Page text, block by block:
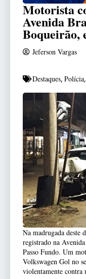
Motorista
Avenida
Boqueirão,
Jeferson Vargas
Destaques, Polícia,
Na madrugada deste
registrado na
Passo Fundo. Um
Volkswagen Gol no
violentamente contra